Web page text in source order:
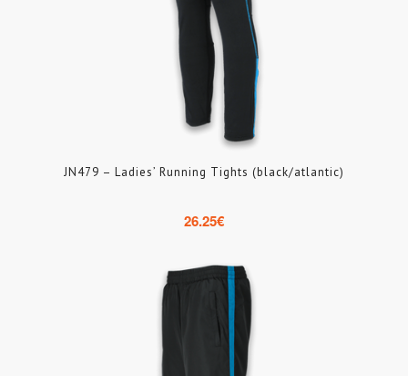
JN479 – Ladies’ Running Tights (black/atlantic)
26.25€